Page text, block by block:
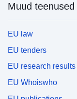
Muud teenused
EU law
EU tenders
EU research results
EU Whoiswho